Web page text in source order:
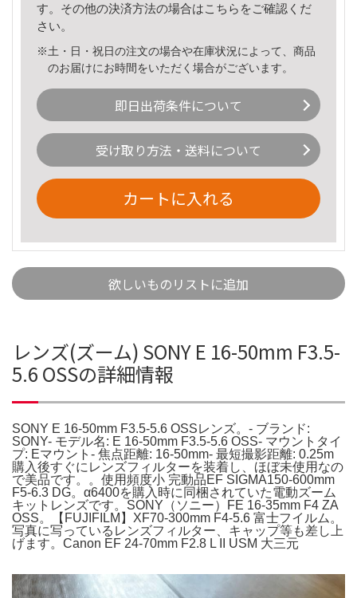
す。その他の決済方法の場合はこちら をご確認くだ
さい。
※土・日・祝日の注文の場合や在庫状況によって、商品
のお届けにお時間をいただく場合がございます。
即日出荷条件について
受け取り方法・送料について
カートに入れる
欲しいものリストに追加
レンズ(ズーム) SONY E 16-50mm F3.5-
5.6 OSSの詳細情報
SONY E 16-50mm F3.5-5.6 OSSレンズ。- ブランド:
SONY- モデル名: E 16-50mm F3.5-5.6 OSS- マウントタイ
プ: Eマウント- 焦点距離: 16-50mm- 最短撮影距離: 0.25m
購入後すぐにレンズフィルターを装着し、ほぼ未使用なの
で美品です。。使用頻度小 完動品EF SIGMA150-600mm
F5-6.3 DG。α6400を購入時に同梱されていた電動ズーム
キットレンズです。SONY（ソニー）FE 16-35mm F4 ZA
OSS。【FUJIFILM】XF70-300mm F4-5.6 富士フイルム。
写真に写っているレンズフィルター、キャップ等も差し上
げます。Canon EF 24-70mm F2.8 L II USM 大三元